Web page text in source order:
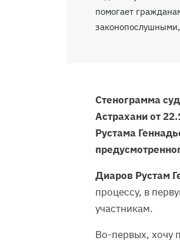
помогает
Стенограмма
Астрахани от
Рустама
Диаров Рустам
процессу, в
участникам.
Во-первых, хочу